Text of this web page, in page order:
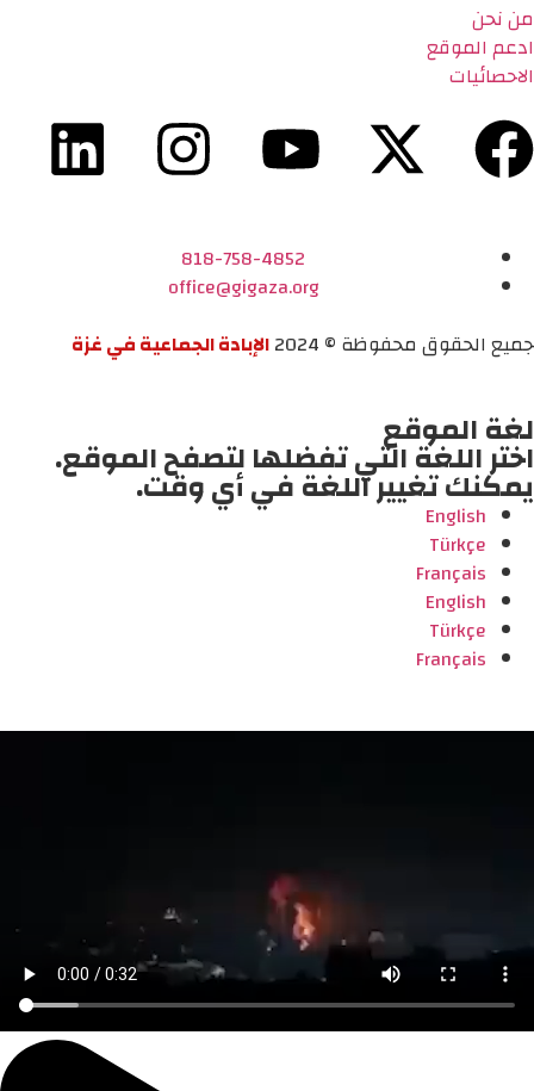
من نحن
ادعم الموقع
الاحصائيات
818-758-4852
office@gigaza.org
جميع الحقوق محفوظة © 2024
الإبادة الجماعية في غزة
لغة الموقع
اختر اللغة التي تفضلها لتصفح الموقع.
يمكنك تغيير اللغة في أي وقت.
English
Türkçe
Français
English
Türkçe
Français